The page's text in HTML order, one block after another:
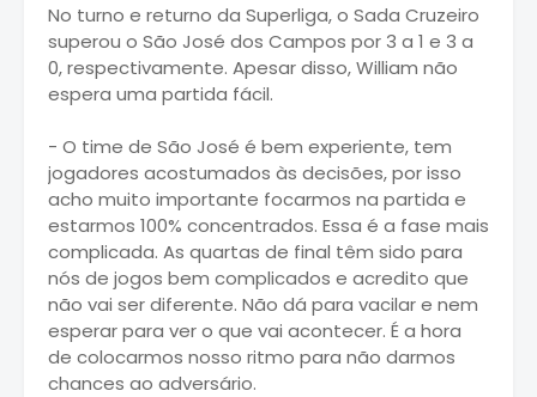
No turno e returno da Superliga, o Sada Cruzeiro
superou o São José dos Campos por 3 a 1 e 3 a
0, respectivamente. Apesar disso, William não
espera uma partida fácil.
- O time de São José é bem experiente, tem
jogadores acostumados às decisões, por isso
acho muito importante focarmos na partida e
estarmos 100% concentrados. Essa é a fase mais
complicada. As quartas de final têm sido para
nós de jogos bem complicados e acredito que
não vai ser diferente. Não dá para vacilar e nem
esperar para ver o que vai acontecer. É a hora
de colocarmos nosso ritmo para não darmos
chances ao adversário.